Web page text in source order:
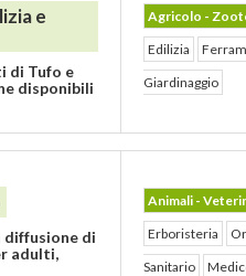
e
di Tufo e
disponibili
Agricolo -
Edilizia
Giardinaggio
diffusione di
adulti,
Animali -
Erboristeria
Sanitario